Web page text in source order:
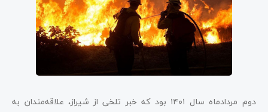
دوم مردادماه سال ۱۴۰۱ بود که خبر تلخی از شیراز، علاقه‌مندان به